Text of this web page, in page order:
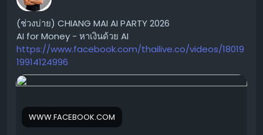
(ช่วงบ่าย) CHIANG MAI AI PARTY 2026
AI for Money - หาเงินด้วย AI
https://www.facebook.com/thailive.co/videos/18019
19914124996
WWW.FACEBOOK.COM